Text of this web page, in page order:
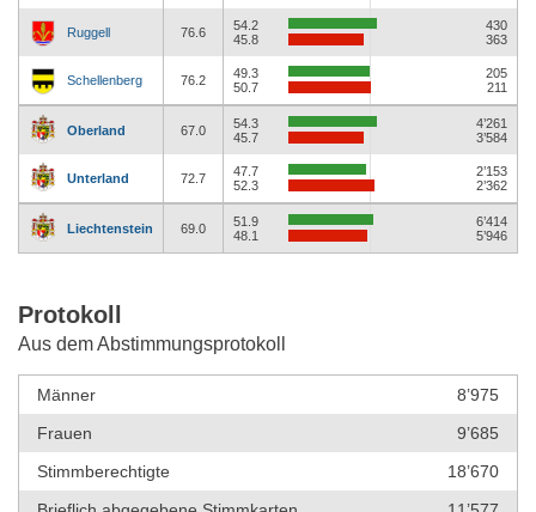
Ruggell 76.6
54.2
45.8
430
363
Schellenberg 76.2
49.3
50.7
205
211
Oberland 67.0
54.3
45.7
4’261
3’584
Unterland 72.7
47.7
52.3
2’153
2’362
Liechtenstein 69.0
51.9
48.1
6’414
5’946
Protokoll
Aus dem Abstimmungsprotokoll
Männer
8’975
Frauen
9’685
Stimmberechtigte
18’670